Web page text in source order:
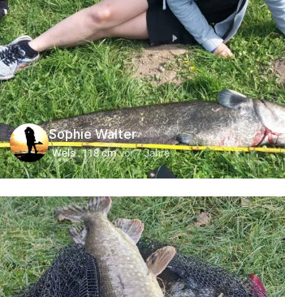
Sophie Walter
Wels 118 cm vor 7 Jahre